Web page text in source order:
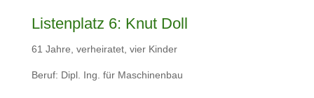
Listenplatz 6: Knut Doll
61 Jahre, verheiratet, vier Kinder
Beruf: Dipl. Ing. für Maschinenbau